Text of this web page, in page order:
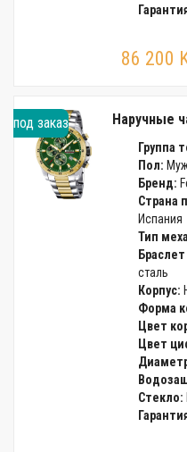
86 200
под заказ Наручные
Группа
Пол:
Бренд:
Страна
Испания
Тип
сталь
Корпус:
Форма
Цвет
Цвет
Стекло: